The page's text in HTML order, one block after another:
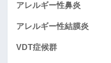
アレルギー性鼻炎
アレルギー性結膜炎
VDT症候群